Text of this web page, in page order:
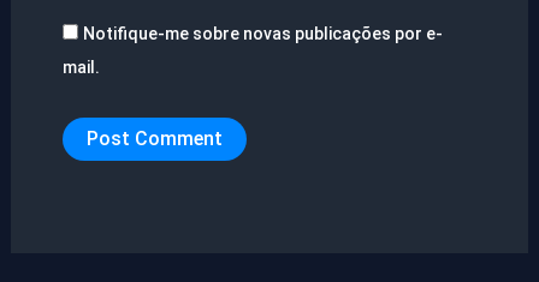
Notifique-me sobre novas publicações por e-
mail.